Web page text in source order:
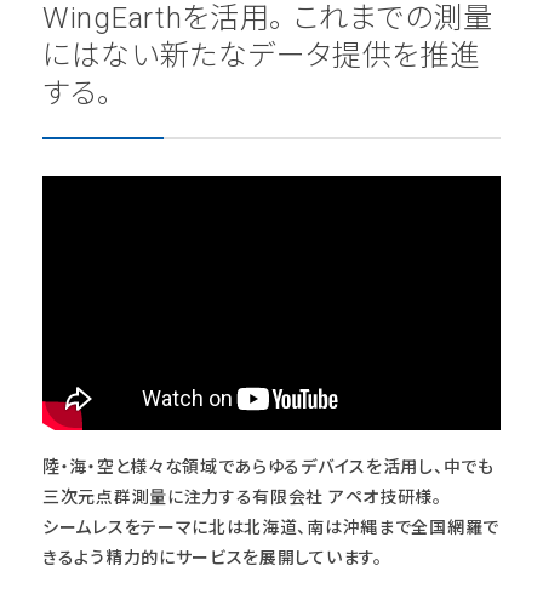
WingEarthを活用。 これまでの測量
にはない新たなデータ提供を推進
する。
陸・海・空と様々な領域であらゆるデバイスを活用し、中でも
三次元点群測量に注力する有限会社 アペオ技研様。
シームレスをテーマに北は北海道、南は沖縄まで全国網羅で
きるよう精力的にサービスを展開しています。